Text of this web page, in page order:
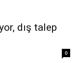
dış talep
0